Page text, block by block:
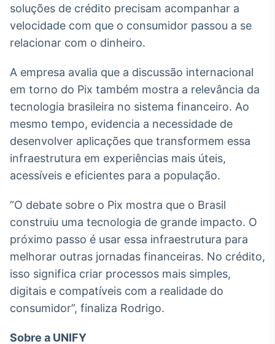
soluções de crédito precisam acompanhar a
velocidade com que o consumidor passou a se
relacionar com o dinheiro.
A empresa avalia que a discussão internacional
em torno do Pix também mostra a relevância da
tecnologia brasileira no sistema financeiro. Ao
mesmo tempo, evidencia a necessidade de
desenvolver aplicações que transformem essa
infraestrutura em experiências mais úteis,
acessíveis e eficientes para a população.
“O debate sobre o Pix mostra que o Brasil
construiu uma tecnologia de grande impacto. O
próximo passo é usar essa infraestrutura para
melhorar outras jornadas financeiras. No crédito,
isso significa criar processos mais simples,
digitais e compatíveis com a realidade do
consumidor”, finaliza Rodrigo.
Sobre a UNIFY